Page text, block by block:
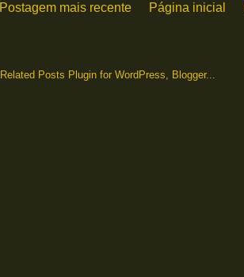
Postagem mais recente Página inicial